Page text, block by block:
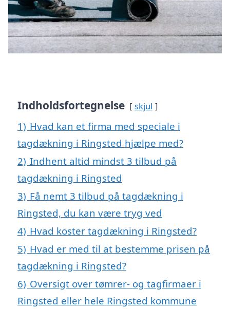
Indholdsfortegnelse skjul
1) Hvad kan et firma med speciale i
tagdækning i Ringsted hjælpe med?
2) Indhent altid mindst 3 tilbud på
tagdækning i Ringsted
3) Få nemt 3 tilbud på tagdækning i
Ringsted, du kan være tryg ved
4) Hvad koster tagdækning i Ringsted?
5) Hvad er med til at bestemme prisen på
tagdækning i Ringsted?
6) Oversigt over tømrer- og tagfirmaer i
Ringsted eller hele Ringsted kommune